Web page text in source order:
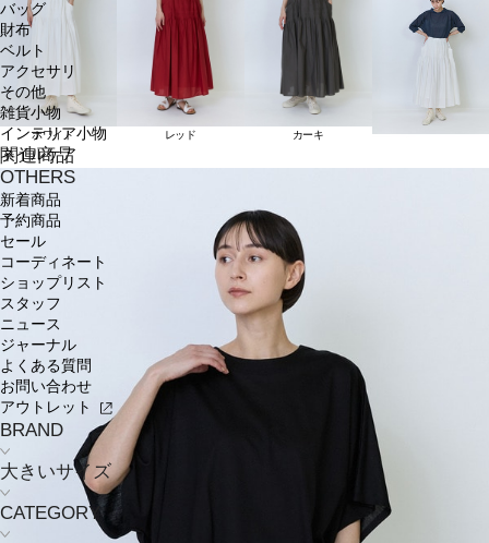
バッグ
財布
ベルト
アクセサリ
その他
雑貨小物
インテリア小物
ネイルケア
OTHERS
新着商品
予約商品
セール
コーディネート
ショップリスト
スタッフ
ニュース
ジャーナル
よくある質問
お問い合わせ
アウトレット
BRAND
大きいサイズ
CATEGORY
ホワイト レッド カーキ
関連商品